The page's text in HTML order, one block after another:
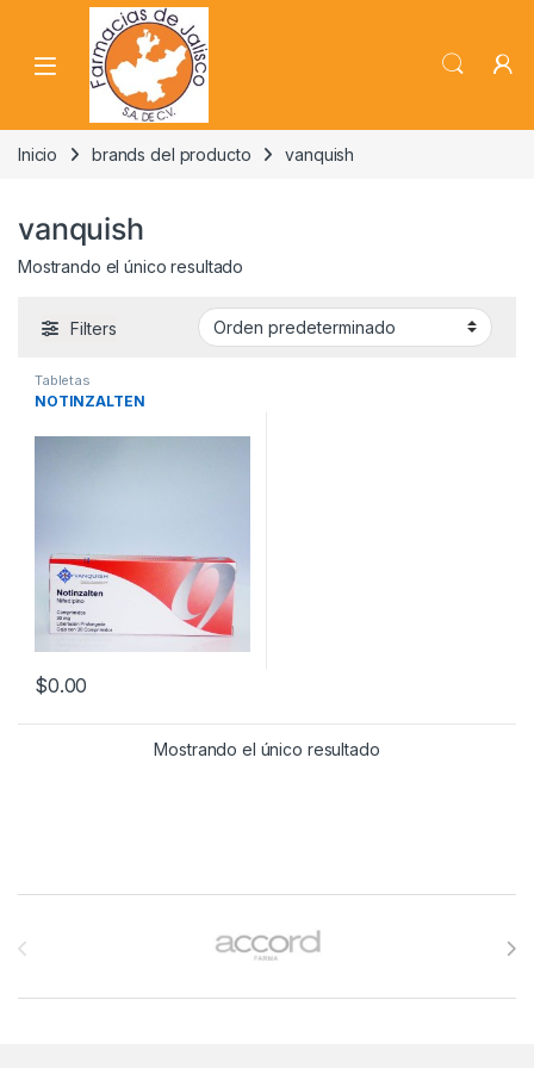
Skip to navigation
Skip to content
Inicio brands del producto vanquish
vanquish
Mostrando el único resultado
Filters
Tabletas
NOTINZALTEN
$0.00
Mostrando el único resultado